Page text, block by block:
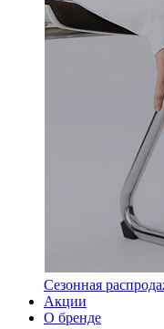
Сезонная
Акции
О бренде